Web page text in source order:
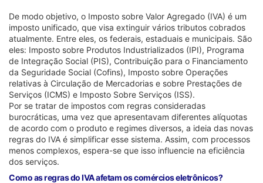
De modo objetivo, o Imposto sobre Valor Agregado (IVA) é um
imposto unificado, que visa extinguir vários tributos cobrados
atualmente. Entre eles, os federais, estaduais e municipais. São
eles: Imposto sobre Produtos Industrializados (IPI), Programa
de Integração Social (PIS), Contribuição para o Financiamento
da Seguridade Social (Cofins), Imposto sobre Operações
relativas à Circulação de Mercadorias e sobre Prestações de
Serviços (ICMS) e Imposto Sobre Serviços (ISS).
Por se tratar de impostos com regras consideradas
burocráticas, uma vez que apresentavam diferentes alíquotas
de acordo com o produto e regimes diversos, a ideia das novas
regras do IVA é simplificar esse sistema. Assim, com processos
menos complexos, espera-se que isso influencie na eficiência
dos serviços.
Como as regras do IVA afetam os comércios eletrônicos?